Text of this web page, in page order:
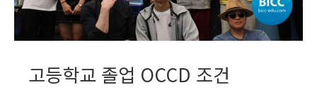
고등학교 졸업 OCCD 조건